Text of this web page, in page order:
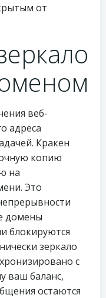
от
веб-
адреса
Кракен
копию
на
Это
домены
блокируются
зеркало
с
ваш баланс,
остаются